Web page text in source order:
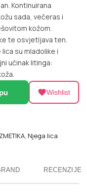
Kontinuirana
sada, večeras i
kožom.
te osvjetljava ten.
su mladolike i
učinak litinga:
Wishlist
, Njega lica
RECENZIJE